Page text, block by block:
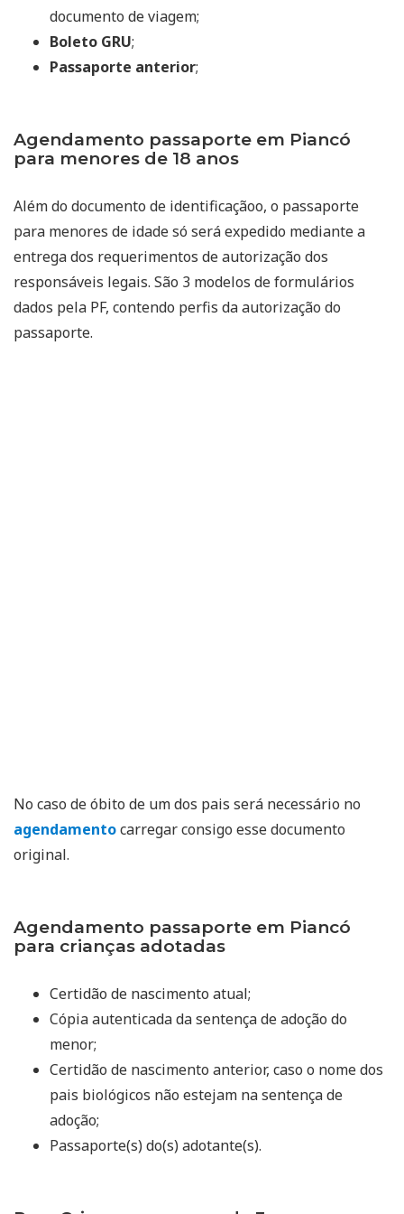
documento de viagem;
Boleto GRU;
Passaporte anterior;
Agendamento passaporte em Piancó
para menores de 18 anos
Além do documento de identificaçãoo, o passaporte
para menores de idade só será expedido mediante a
entrega dos requerimentos de autorização dos
responsáveis legais. São 3 modelos de formulários
dados pela PF, contendo perfis da autorização do
passaporte.
No caso de óbito de um dos pais será necessário no
agendamentocarregar consigo esse documento
original.
Agendamento passaporte em Piancó
para crianças adotadas
Certidão de nascimento atual;
Cópia autenticada da sentença de adoção do
menor;
Certidão de nascimento anterior, caso o nome dos
pais biológicos não estejam na sentença de
adoção;
Passaporte(s) do(s) adotante(s).